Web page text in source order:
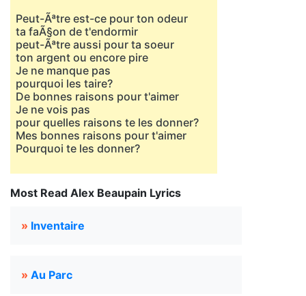
Peut-Ãªtre est-ce pour ton odeur
ta faÃ§on de t'endormir
peut-Ãªtre aussi pour ta soeur
ton argent ou encore pire
Je ne manque pas
pourquoi les taire?
De bonnes raisons pour t'aimer
Je ne vois pas
pour quelles raisons te les donner?
Mes bonnes raisons pour t'aimer
Pourquoi te les donner?
Most Read Alex Beaupain Lyrics
» Inventaire
» Au Parc